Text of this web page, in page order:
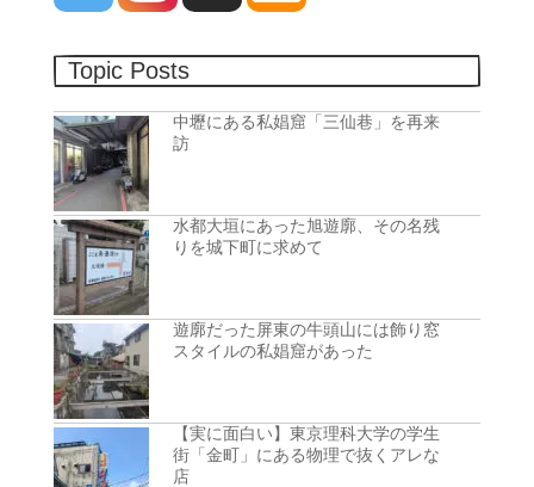
Topic Posts
中壢にある私娼窟「三仙巷」を再来
訪
水都大垣にあった旭遊廓、その名残
りを城下町に求めて
遊廓だった屏東の牛頭山には飾り窓
スタイルの私娼窟があった
【実に面白い】東京理科大学の学生
街「金町」にある物理で抜くアレな
店